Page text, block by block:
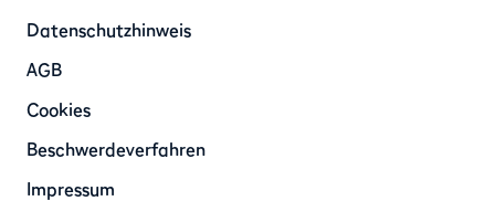
Datenschutzhinweis
AGB
Cookies
Beschwerdeverfahren
Impressum